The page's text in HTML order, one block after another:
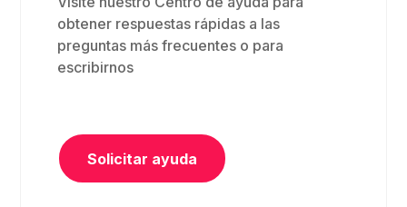
obtener respuestas rápidas a las
preguntas más frecuentes o para
escribirnos
Solicitar ayuda